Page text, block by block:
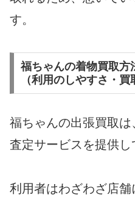
す。
福ちゃんの着物買取方
（利用のしやすさ・
福ちゃんの出張買取
査定サービスを提供し
利用者はわざわざ店舗